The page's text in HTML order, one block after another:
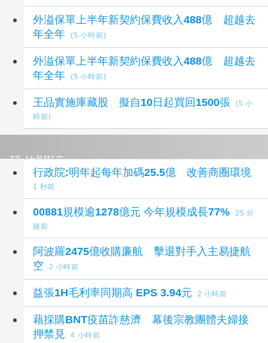
外溢保單上半年新契約保費收入488億 超越去
年全年
(5 小時前)
外溢保單上半年新契約保費收入488億 超越去
年全年
(5 小時前)
王品實施庫藏股 擬自10日起買回1500張
(5 小
時前)
延伸閱讀
行政院:明年起每年加碼25.5億 改善商圈環境
1 秒前
00881規模逾1278億元 今年規模成長77%
25 分
鐘前
阿波羅2475億收購廉航 擊退對手入主易捷航
空
2 小時前
益張1H毛利率同期高 EPS 3.94元 2 小時前
藉採購BNT疫苗詐慈濟 幕後宗教團體夫婦接
押禁見
4 小時前